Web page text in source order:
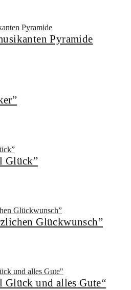
Pyramide
Glück”
Glückwunsch”
Glück und alles Gute“